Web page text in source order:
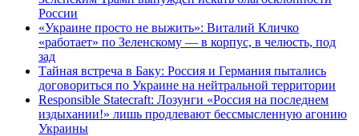
России
«Украине просто не выжить»: Виталий Кличко
«работает» по Зеленскому — в корпус, в челюсть, под
зад
Тайная встреча в Баку: Россия и Германия пытались
договориться по Украине на нейтральной территории
Responsible Statecraft: Лозунги «Россия на последнем
издыхании!» лишь продлевают бессмысленную агонию
Украины